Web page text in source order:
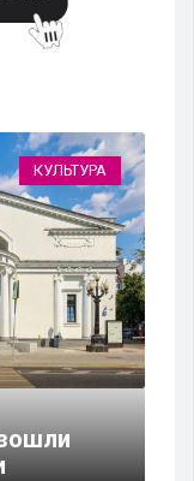
КУЛЬТУРА